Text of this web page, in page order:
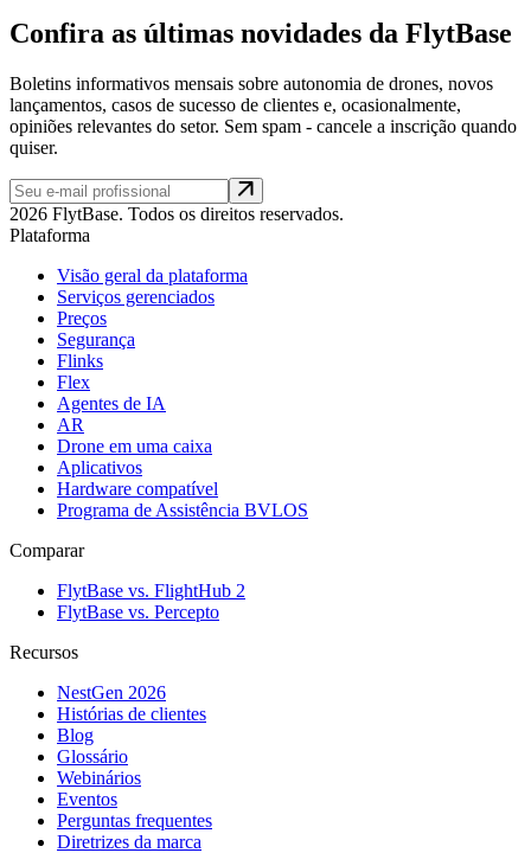
Confira as últimas novidades da FlytBase
Boletins informativos mensais sobre autonomia de drones, novos
lançamentos, casos de sucesso de clientes e, ocasionalmente,
opiniões relevantes do setor. Sem spam - cancele a inscrição quando
quiser.
2026 FlytBase. Todos os direitos reservados.
Plataforma
Visão geral da plataforma
Serviços gerenciados
Preços
Segurança
Flinks
Flex
Agentes de IA
AR
Drone em uma caixa
Aplicativos
Hardware compatível
Programa de Assistência BVLOS
Comparar
FlytBase vs. FlightHub 2
FlytBase vs. Percepto
Recursos
NestGen 2026
Histórias de clientes
Blog
Glossário
Webinários
Eventos
Perguntas frequentes
Diretrizes da marca